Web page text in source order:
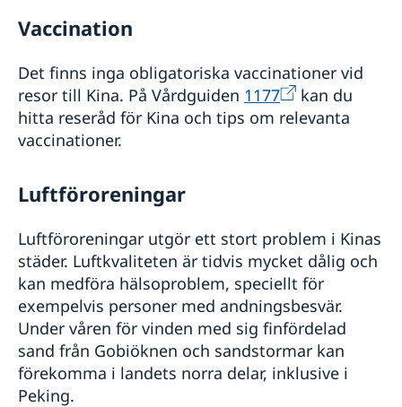
Vaccination
Det finns inga obligatoriska vaccinationer vid
resor till Kina. På Vårdguiden 1177
kan du
hitta reseråd för Kina och tips om relevanta
vaccinationer.
Luftföroreningar
Luftföroreningar utgör ett stort problem i Kinas
städer. Luftkvaliteten är tidvis mycket dålig och
kan medföra hälsoproblem, speciellt för
exempelvis personer med andningsbesvär.
Under våren för vinden med sig finfördelad
sand från Gobiöknen och sandstormar kan
förekomma i landets norra delar, inklusive i
Peking.